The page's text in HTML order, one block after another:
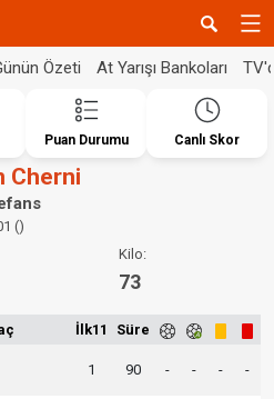
Özeti At Yarışı Bankoları
Puan Durumu Canlı Skor
Cherni
()
Kilo:
73
İlk11 Süre
1 90 - - - -